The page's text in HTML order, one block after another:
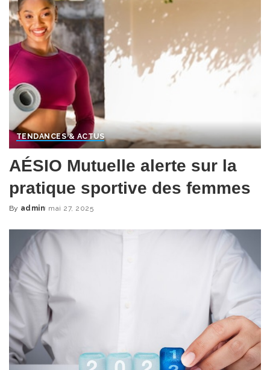
TENDANCES & ACTUS
AÉSIO Mutuelle alerte sur la
pratique sportive des femmes
Posted
By admin mai 27, 2025